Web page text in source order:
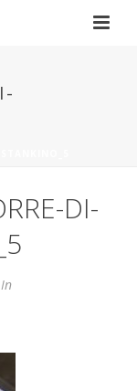
DI-
In